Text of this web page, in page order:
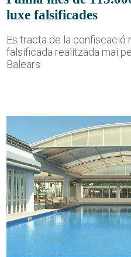
luxe falsificades
Es tracta de la confiscació
falsificada realitzada mai
Balears